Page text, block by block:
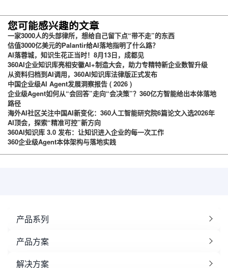
台
您可能感兴趣的文章
一家3000人的头部律所，想给自己留下点“带不走”的东西
估值3000亿美元的Palantir给AI落地指明了什么路？
AI落蓉城，知识生花正当时！8月13日，成都见
360AI企业知识库亮相安徽AI+制造大会，助力专精特新企业数智升级
从资料归档到AI调用，360AI知识库法律版正式发布
中国企业级AI Agent发展洞察报告 ( 2026 )
企业级Agent如何从“会回答”走向“会决策”？360亿方智能给出本体落地
路径
海外AI社区关注中国AI新变化：360人工智能研究院6篇论文入选2026年
AI顶会，探索“精准可控”新方向
360AI知识库 3.0 发布：让知识进入企业的每一次工作
360企业级Agent本体架构与落地实践
产品系列
产品方案
解决方案